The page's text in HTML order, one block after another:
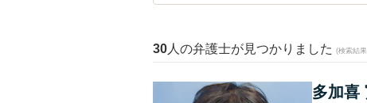
30 人の弁護士が見つかりました (検索結
多加喜